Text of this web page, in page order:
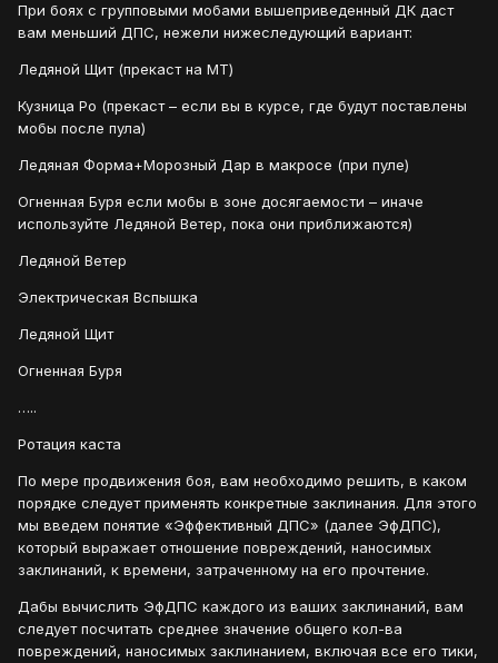
При боях с групповыми мобами вышеприведенный ДК даст
вам меньший ДПС, нежели нижеследующий вариант:
Ледяной Щит (прекаст на МТ)
Кузница Ро (прекаст – если вы в курсе, где будут поставлены
мобы после пула)
Ледяная Форма+Морозный Дар в макросе (при пуле)
Огненная Буря если мобы в зоне досягаемости – иначе
используйте Ледяной Ветер, пока они приближаются)
Ледяной Ветер
Электрическая Вспышка
Ледяной Щит
Огненная Буря
…..
Ротация каста
По мере продвижения боя, вам необходимо решить, в каком
порядке следует применять конкретные заклинания. Для этого
мы введем понятие «Эффективный ДПС» (далее ЭфДПС),
который выражает отношение повреждений, наносимых
заклинаний, к времени, затраченному на его прочтение.
Дабы вычислить ЭфДПС каждого из ваших заклинаний, вам
следует посчитать среднее значение общего кол-ва
повреждений, наносимых заклинанием, включая все его тики,